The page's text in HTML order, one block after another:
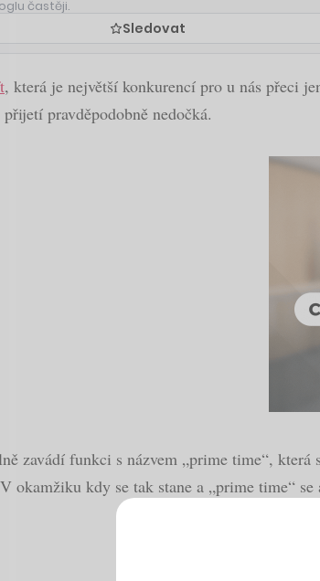
častěji.
Sledovat
, která je největší konkurencí pro u nás přeci
pravděpodobně nedočká.
zavádí funkci s názvem „prime time“,
okamžiku kdy se tak stane a „prime time“